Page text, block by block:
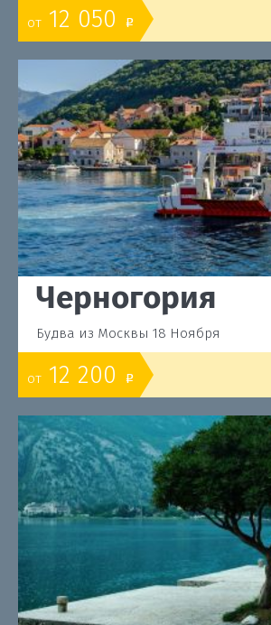
от 12 050 o
Черногория
Будва из Москвы 18 Ноября
от 12 200 o